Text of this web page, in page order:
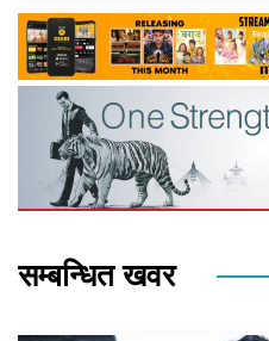
सम्बन्धित खवर